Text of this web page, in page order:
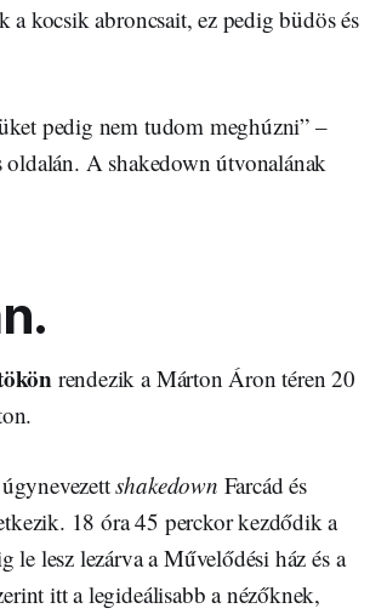
kocsik abroncsait, ez pedig büdös és
pedig nem tudom meghúzni” –
oldalán. A shakedown útvonalának
rendezik a Márton Áron téren 20
shakedown Farcád és
18 óra 45 perckor kezdődik a
lesz lezárva a Művelődési ház és a
itt a legideálisabb a nézőknek,